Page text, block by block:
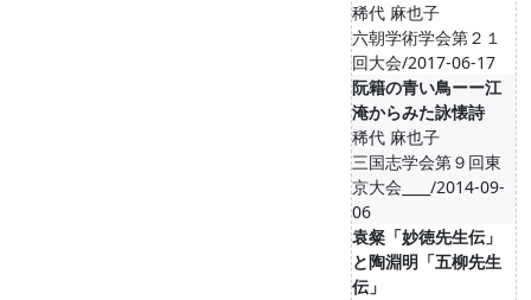
稀代 麻也子
六朝学術学会第２１
回大会/2017-06-17
阮籍の青い鳥ーー江
淹からみた詠懐詩
稀代 麻也子
三国志学会第９回東
京大会____/2014-09-
06
袁粲「妙徳先生伝」
と陶淵明「五柳先生
伝」